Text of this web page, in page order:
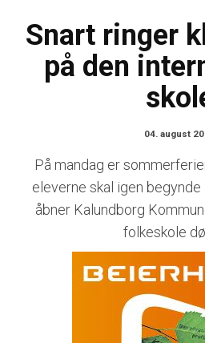
Snart ringer
på den
04. august
På mandag er
eleverne skal igen begynde
åbner Kalundborg
folkeskole